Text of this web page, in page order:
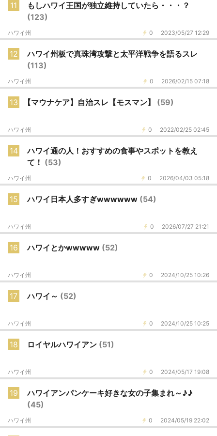
11
もしハワイ王国が独立維持していたら・・・？
(123)
0 2023/05/27 12:29
ハワイ州
12
ハワイ州板で真珠湾攻撃と太平洋戦争を語るスレ
(113)
0 2026/02/15 07:18
ハワイ州
13 【マウナケア】自治スレ【モスマン】 (59)
0 2022/02/25 02:45
ハワイ州
14
ハワイ通の人！おすすめの食事やスポットを教え
て！ (53)
0 2026/04/03 05:18
ハワイ州
15 ハワイ日本人多すぎwwwwww (54)
0 2026/07/27 21:21
ハワイ州
16 ハワイとかwwwww (52)
0 2024/10/25 10:26
ハワイ州
17 ハワイ～ (52)
0 2024/10/25 10:25
ハワイ州
18 ロイヤルハワイアン (51)
0 2024/05/17 19:08
ハワイ州
19
ハワイアンパンケーキ好きな女の子集まれ～♪♪
(45)
0 2024/05/19 22:02
ハワイ州